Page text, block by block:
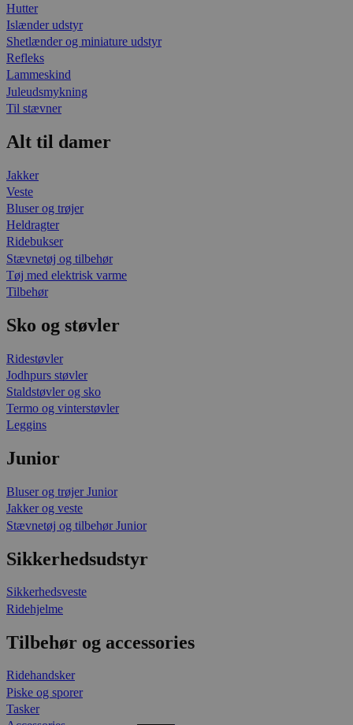
Hutter
Islænder udstyr
Shetlænder og miniature udstyr
Refleks
Lammeskind
Juleudsmykning
Til stævner
Alt til damer
Jakker
Veste
Bluser og trøjer
Heldragter
Ridebukser
Stævnetøj og tilbehør
Tøj med elektrisk varme
Tilbehør
Sko og støvler
Ridestøvler
Jodhpurs støvler
Staldstøvler og sko
Termo og vinterstøvler
Leggins
Junior
Bluser og trøjer Junior
Jakker og veste
Stævnetøj og tilbehør Junior
Sikkerhedsudstyr
Sikkerhedsveste
Ridehjelme
Tilbehør og accessories
Ridehandsker
Piske og sporer
Tasker